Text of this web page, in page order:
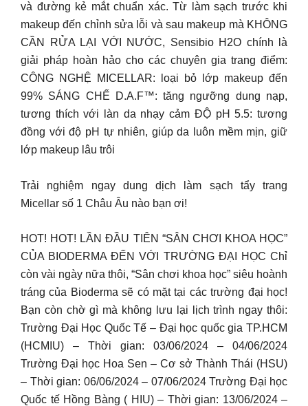
và đường kẻ mắt chuẩn xác. Từ làm sạch trước khi
makeup đến chỉnh sửa lỗi và sau makeup mà KHÔNG
CẦN RỬA LẠI VỚI NƯỚC, Sensibio H2O chính là
giải pháp hoàn hảo cho các chuyên gia trang điểm:
CÔNG NGHỆ MICELLAR: loại bỏ lớp makeup đến
99% SÁNG CHẾ D.A.F™: tăng ngưỡng dung nạp,
tương thích với làn da nhạy cảm ĐỘ pH 5.5: tương
đồng với độ pH tự nhiên, giúp da luôn mềm mịn, giữ
lớp makeup lâu trôi
Trải nghiệm ngay dung dịch làm sạch tẩy trang
Micellar số 1 Châu Âu nào bạn ơi!
HOT! HOT! LẦN ĐẦU TIÊN “SÂN CHƠI KHOA HỌC”
CỦA BIODERMA ĐẾN VỚI TRƯỜNG ĐẠI HỌC Chỉ
còn vài ngày nữa thôi, “Sân chơi khoa học” siêu hoành
tráng của Bioderma sẽ có mặt tại các trường đại học!
Bạn còn chờ gì mà không lưu lại lịch trình ngay thôi:
Trường Đại Học Quốc Tế – Đại học quốc gia TP.HCM
(HCMIU) – Thời gian: 03/06/2024 – 04/06/2024
Trường Đại học Hoa Sen – Cơ sở Thành Thái (HSU)
– Thời gian: 06/06/2024 – 07/06/2024 Trường Đại học
Quốc tế Hồng Bàng ( HIU) – Thời gian: 13/06/2024 –